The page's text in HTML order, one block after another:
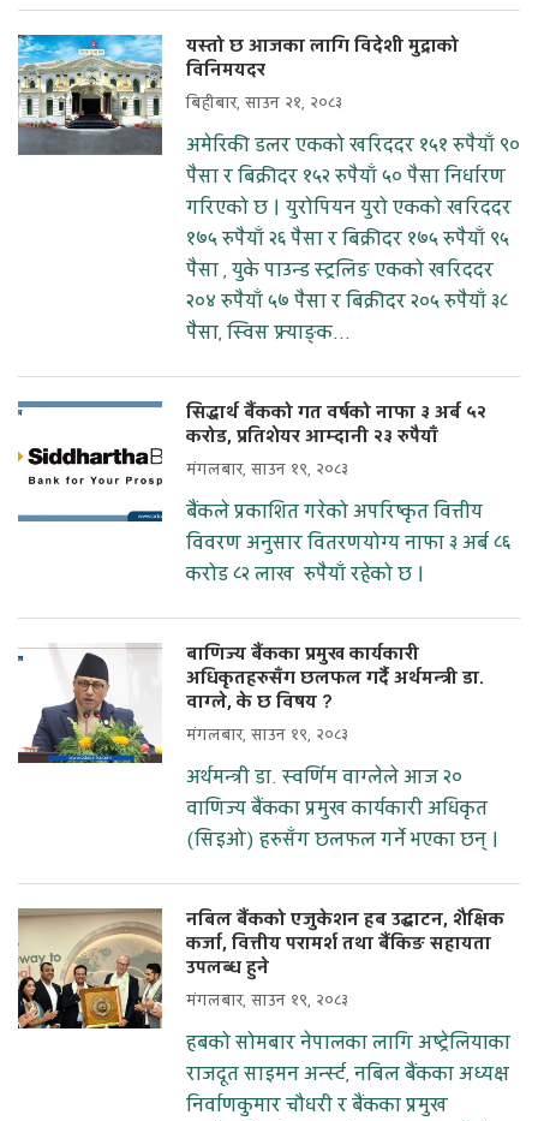
यस्तो छ आजका लागि विदेशी मुद्राको
विनिमयदर
बिहीबार, साउन २१, २०८३
अमेरिकी डलर एकको खरिददर १५१ रुपैयाँ ९०
पैसा र बिक्रीदर १५२ रुपैयाँ ५० पैसा निर्धारण
गरिएको छ । युरोपियन युरो एकको खरिददर
१७५ रुपैयाँ २६ पैसा र बिक्रीदर १७५ रुपैयाँ ९५
पैसा , युके पाउन्ड स्ट्रलिङ एकको खरिददर
२०४ रुपैयाँ ५७ पैसा र बिक्रीदर २०५ रुपैयाँ ३८
पैसा, स्विस फ्र्याङ्क...
सिद्धार्थ बैंकको गत वर्षको नाफा ३ अर्ब ५२
करोड, प्रतिशेयर आम्दानी २३ रुपैयाँ
मंगलबार, साउन १९, २०८३
बैंकले प्रकाशित गरेको अपरिष्कृत वित्तीय
विवरण अनुसार वितरणयोग्य नाफा ३ अर्ब ८६
करोड ८२ लाख रुपैयाँ रहेको छ ।
बाणिज्य बैंकका प्रमुख कार्यकारी
अधिकृतहरुसँग छलफल गर्दै अर्थमन्त्री डा.
वाग्ले, के छ विषय ?
मंगलबार, साउन १९, २०८३
अर्थमन्त्री डा. स्वर्णिम वाग्लेले आज २०
वाणिज्य बैंकका प्रमुख कार्यकारी अधिकृत
(सिइओ) हरुसँग छलफल गर्ने भएका छन् ।
नबिल बैंकको एजुकेशन हब उद्घाटन, शैक्षिक
कर्जा, वित्तीय परामर्श तथा बैंकिङ सहायता
उपलब्ध हुने
मंगलबार, साउन १९, २०८३
हबको सोमबार नेपालका लागि अष्ट्रेलियाका
राजदूत साइमन अर्न्स्ट, नबिल बैंकका अध्यक्ष
निर्वाणकुमार चौधरी र बैंकका प्रमुख